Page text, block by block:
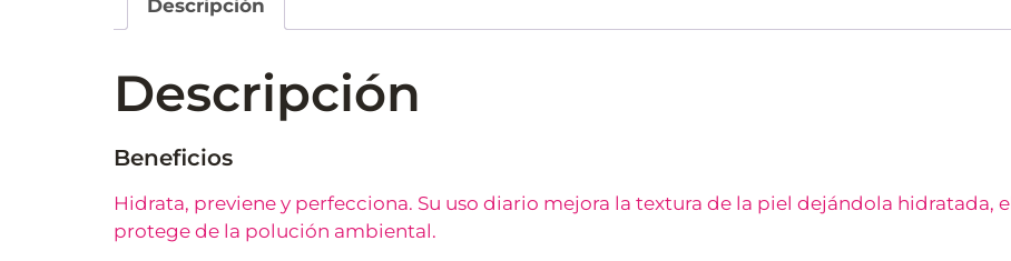
Descripción
Descripción
Beneficios
Hidrata, previene y perfecciona. Su uso diario mejora la textura de la piel dejándola hidratada,
protege de la polución ambiental.